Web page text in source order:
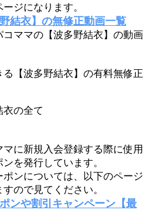
ジになります。
結衣】の無修正動画一覧
ママの【波多野結衣】の動画
【波多野結衣】の有料無修正
衣の全て
に新規入会登録する際に使用
を発行しています。
ンについては、以下のページ
ので見てください。
ンや割引キャンペーン【最